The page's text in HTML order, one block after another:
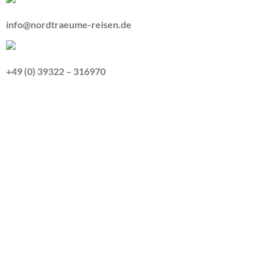
info@nordtraeume-reisen.de
+49 (0) 39322 – 316970